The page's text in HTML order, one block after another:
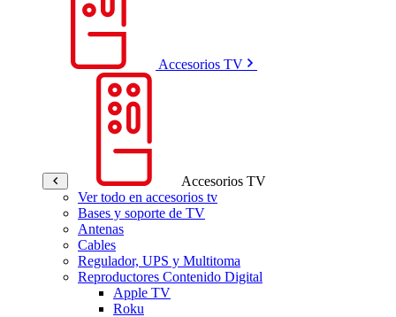
Accesorios TV
Accesorios TV
Ver todo en accesorios tv
Bases y soporte de TV
Antenas
Cables
Regulador, UPS y Multitoma
Reproductores Contenido Digital
Apple TV
Roku